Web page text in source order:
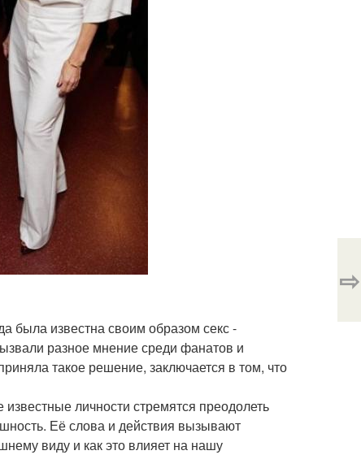
была известна своим образом секс -
разное мнение среди фанатов и
такое решение, заключается в том, что
личности стремятся преодолеть
Её слова и действия вызывают
виду и как это влияет на нашу
⇨